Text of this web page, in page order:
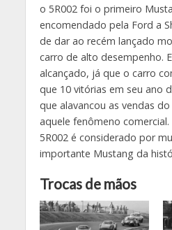
o 5R002 foi o primeiro
encomendado pela Ford a
de dar ao recém lançado
carro de alto desempenho.
alcançado, já que o carro
que 10 vitórias em seu ano
que alavancou as vendas
aquele fenômeno
5R002 é considerado por
importante Mustang da
Trocas de mãos